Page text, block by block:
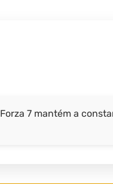
Forza 7 mantém a